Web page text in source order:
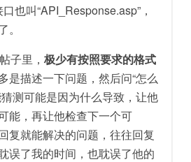
也叫“API_Response.asp”，
子里，极少有按照要求的格式
是描述一下问题，然后问“怎么
测可能是因为什么导致，让他
能，再让他检查下一个可
就能解决的问题，往往回复
误了我的时间，也耽误了他的